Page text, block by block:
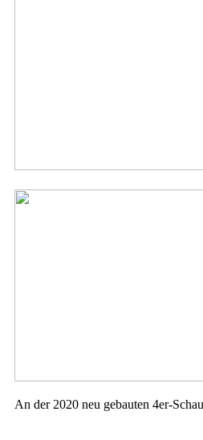
An der 2020 neu gebauten 4er-